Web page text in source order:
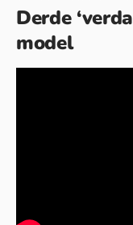
Derde
model